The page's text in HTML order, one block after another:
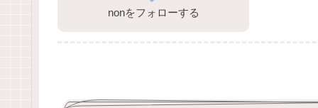
nonをフォローする